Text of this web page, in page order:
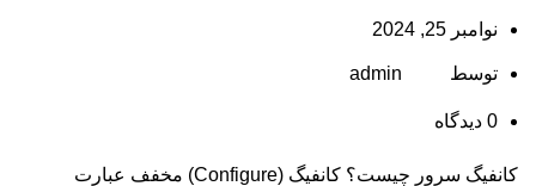
نوامبر 25, 2024
توسط admin
0 دیدگاه
کانفیگ سرور چیست؟ کانفیگ (Configure) مخفف عبارت